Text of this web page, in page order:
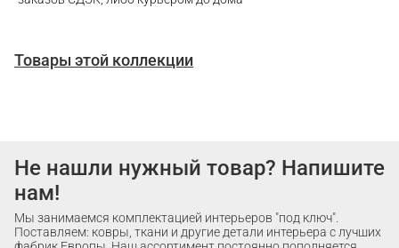
Товары этой коллекции
Не нашли нужный товар? Напишите
нам!
Мы занимаемся комплектацией интерьеров "под ключ".
Поставляем: ковры, ткани и другие детали интерьера с лучших